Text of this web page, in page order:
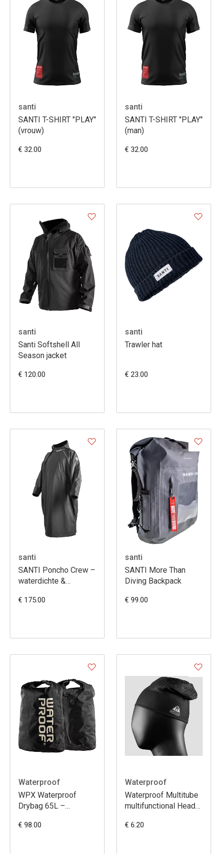
santi
SANTI T-SHIRT "PLAY"
(vrouw)
€ 32.00
santi
SANTI T-SHIRT "PLAY"
(man)
€ 32.00
santi
Santi Softshell All
Season jacket
€ 120.00
santi
Trawler hat
€ 23.00
santi
SANTI Poncho Crew –
waterdichte &
omkleedponcho voor
€ 175.00
santi
SANTI More Than
Diving Backpack
€ 99.00
Waterproof
WPX Waterproof
Drybag 65L –
duiktas, waterdicht &
€ 98.00
Waterproof
Waterproof Multitube
multifunctional Head
€ 6.20